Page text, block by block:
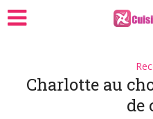
Charlotte au
de